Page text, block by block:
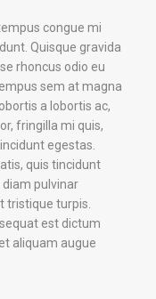
congue mi
Quisque gravida
rhoncus odio eu
sem at magna
a lobortis ac,
fringilla mi quis,
egestas.
quis tincidunt
diam pulvinar
tristique turpis.
est dictum
aliquam augue